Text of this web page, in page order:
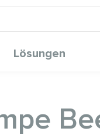
Lösungen